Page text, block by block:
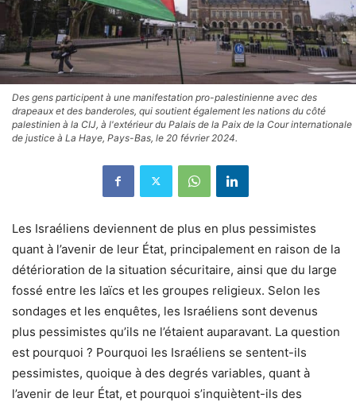
Des gens participent à une manifestation pro-palestinienne avec des
drapeaux et des banderoles, qui soutient également les nations du côté
palestinien à la CIJ, à l'extérieur du Palais de la Paix de la Cour internationale
de justice à La Haye, Pays-Bas, le 20 février 2024.
Les Israéliens deviennent de plus en plus pessimistes
quant à l’avenir de leur État, principalement en raison de la
détérioration de la situation sécuritaire, ainsi que du large
fossé entre les laïcs et les groupes religieux. Selon les
sondages et les enquêtes, les Israéliens sont devenus
plus pessimistes qu’ils ne l’étaient auparavant. La question
est pourquoi ? Pourquoi les Israéliens se sentent-ils
pessimistes, quoique à des degrés variables, quant à
l’avenir de leur État, et pourquoi s’inquiètent-ils des